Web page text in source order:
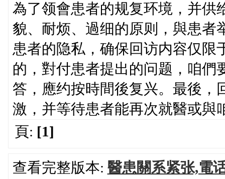
為了领會患者的规复环境，并供
貌、耐烦、過细的原则，與患者
患者的隐私，确保回访内容仅限
的，對付患者提出的问题，咱們
答，應约按時間後复兴。最後，
激，并等待患者能再次就醫或與
頁: [1]
查看完整版本: 醫患關系紧张,電